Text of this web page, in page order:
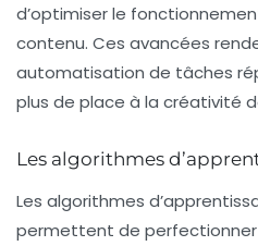
d’optimiser le
contenu. Ces avancées
automatisation de tâches
plus de place à la créativité
Les algorithmes
Les algorithmes
permettent de perfectionner